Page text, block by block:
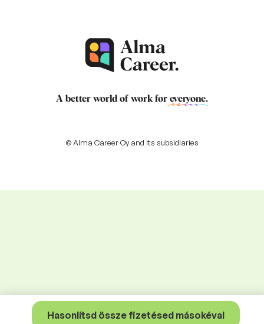
Hasonlítsd össze fizetésed másokéval
A better world of work for everyone.
© Alma Career Oy and its subsidiaries